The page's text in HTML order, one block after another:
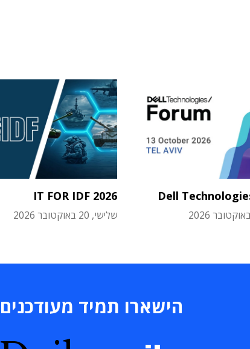
Dell
IT FOR IDF 2026
שלישי, 20 באוקטובר 2026
הישארו תמיד מעודכנים